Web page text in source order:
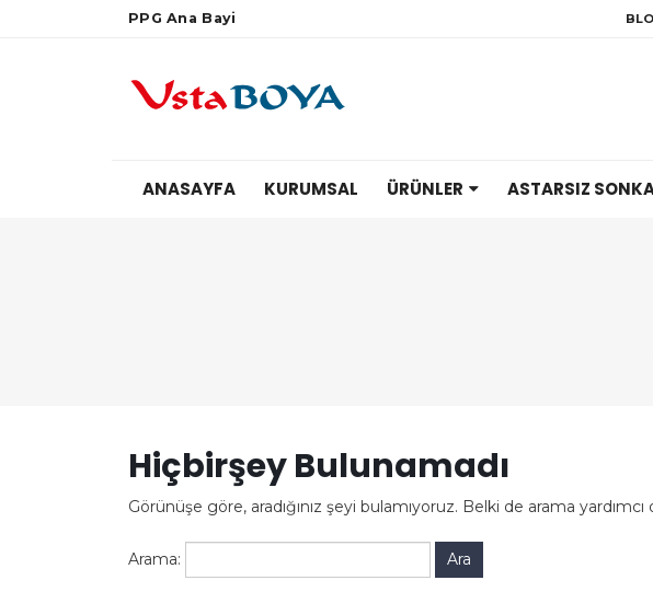
PPG Ana Bayi
ANASAYFA KURUMSAL ÜRÜNLER ASTARSIZ
Hiçbirşey Bulunamadı
Görünüşe göre, aradığınız şeyi bulamıyoruz. Belki de arama yardımcı
Arama: